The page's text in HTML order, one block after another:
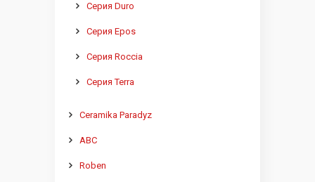
Серия Duro
Серия Epos
Серия Roccia
Серия Terra
Ceramika Paradyz
ABC
Roben